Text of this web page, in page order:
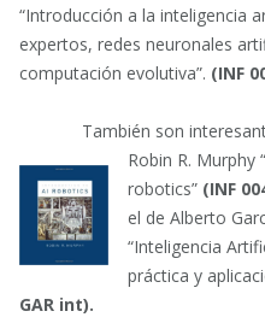
“Introducción a la inteligencia
expertos, redes neuronales
computación evolutiva”. (INF
También son
Robin R. Murphy
robotics” (INF
el de Alberto
“Inteligencia
práctica y
GAR int).